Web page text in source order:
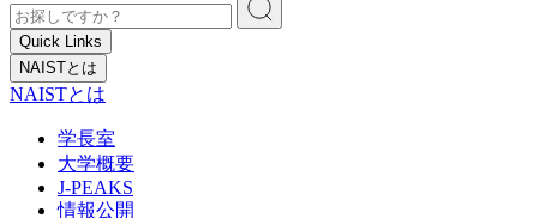
Quick Links
NAISTとは
NAISTとは
学長室
大学概要
J-PEAKS
情報公開